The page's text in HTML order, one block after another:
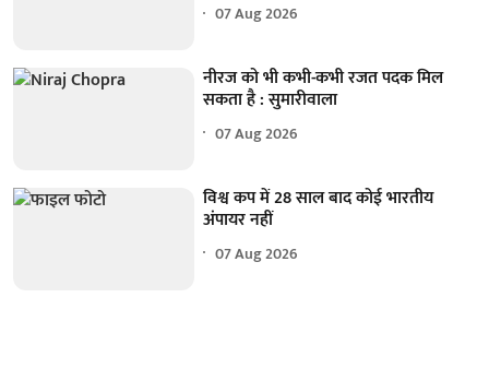
07 Aug 2026
नीरज को भी कभी-कभी रजत पदक मिल
सकता है : सुमारीवाला
07 Aug 2026
विश्व कप में 28 साल बाद कोई भारतीय
अंपायर नहीं
07 Aug 2026